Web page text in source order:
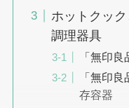
ホットクッ
調理器具
「無印
「無印
存容器